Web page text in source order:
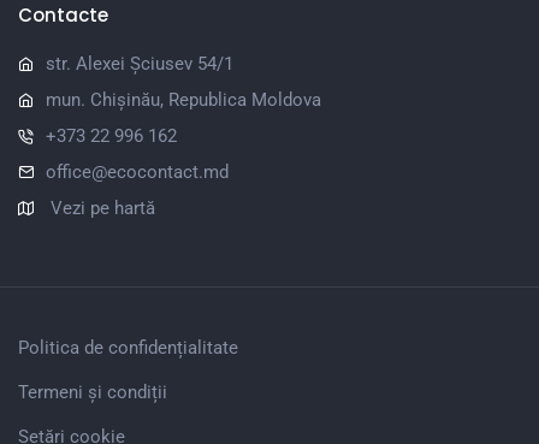
Contacte
str. Alexei Șciusev 54/1
mun. Chișinău, Republica Moldova
+373 22 996 162
office@ecocontact.md
Vezi pe hartă
Politica de confidențialitate
Termeni și condiții
Setări cookie